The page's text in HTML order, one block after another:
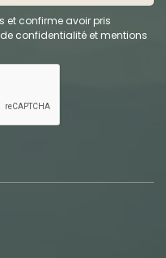
et confirme avoir pris
confidentialité et mentions